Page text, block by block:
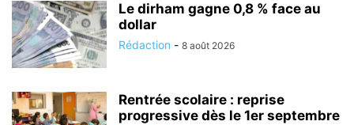
Le dirham gagne 0,8 % face au
dollar
Rédaction - 8 août 2026
Rentrée scolaire : reprise
progressive dès le 1er septembre